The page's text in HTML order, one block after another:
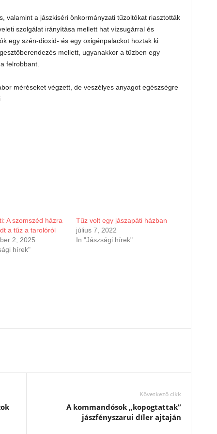
valamint a jászkiséri önkormányzati tűzoltókat riasztották
szolgálat irányítása mellett hat vízsugárral és
egy szén-dioxid- és egy oxigénpalackot hoztak ki
mellett, ugyanakkor a tűzben egy
felrobbant.
méréseket végzett, de veszélyes anyagot egészségre
A szomszéd házra
a tűz a tarolóról
2, 2025
hírek"
Tűz volt egy jászapáti házban
július 7, 2022
In "Jászsági hírek"
Következő cikk
A kommandósok „kopogtattak”
jászfényszarui díler ajtaján